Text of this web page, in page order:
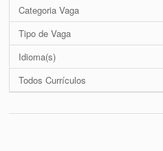
Categoria Vaga
Tipo de Vaga
Idioma(s)
Todos Currículos